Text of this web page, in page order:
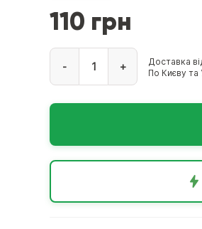
110 грн
- +
Доставка
По Києву та